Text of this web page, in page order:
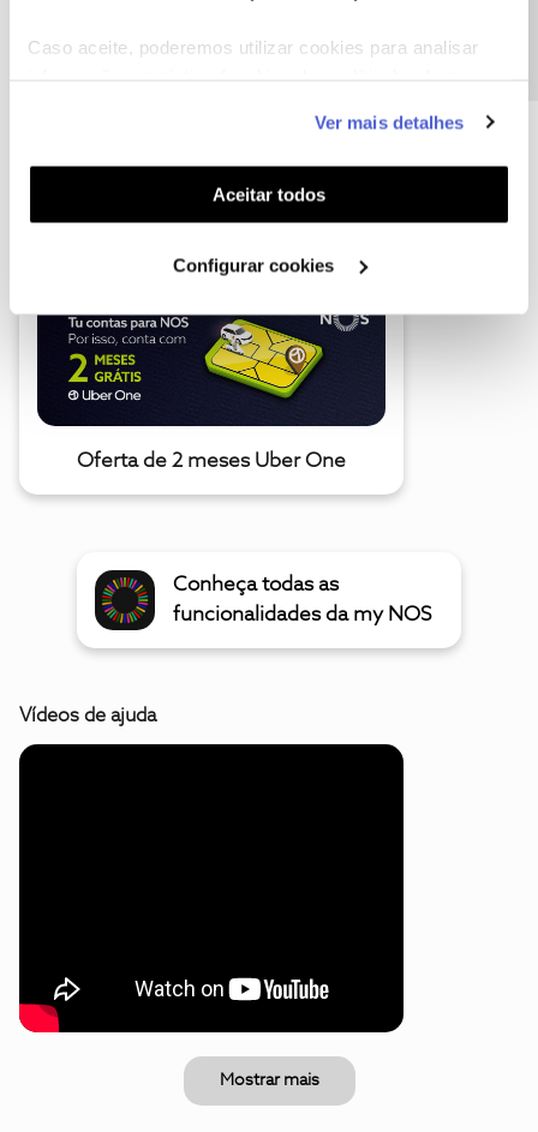
Caso aceite, poderemos utilizar cookies para analisar
funcionalidades (cookies de personalização e
funcionalidade) e adaptar anúncios aos seus interesses
(cookies de publicidade personalizada). Pode gerir a
utilização dos cookies clicando em "Configurar
Ver mais detalhes
Aceitar todos
Configurar cookies
Oferta de 2 meses Uber One
Conheça todas as
funcionalidades da my NOS
Vídeos de ajuda
Mostrar mais